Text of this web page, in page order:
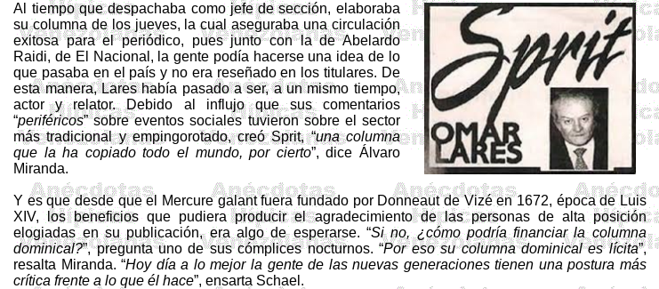
Al tiempo que despachaba como jefe de sección, elaboraba
su columna de los jueves, la cual aseguraba una circulación
exitosa para el periódico, pues junto con la de Abelardo
Raidi, de El Nacional, la gente podía hacerse una idea de lo
que pasaba en el país y no era reseñado en los titulares. De
esta manera, Lares había pasado a ser, a un mismo tiempo,
actor y relator. Debido al influjo que sus comentarios
“periféricos” sobre eventos sociales tuvieron sobre el sector
más tradicional y empingorotado, creóSprit, “una columna
que la ha copiado todo el mundo, por cierto”, dice Álvaro
Miranda.
Y es que desde que el Mercure galantfuera fundado por DonneautdeVizéen 1672, época de Luis
XIV, los beneficios que pudiera producir el agradecimiento de las personas de alta posición
elogiadas en su publicación, era algo de esperarse. “Si no, ¿cómo podría financiar la columna
dominical?”, pregunta uno de sus cómplices nocturnos. “Por eso su columna dominical es lícita”,
resalta Miranda. “Hoy día a lo mejor la gente de las nuevas generaciones tienen una postura más
crítica frente a lo que él hace”, ensarta Schael .